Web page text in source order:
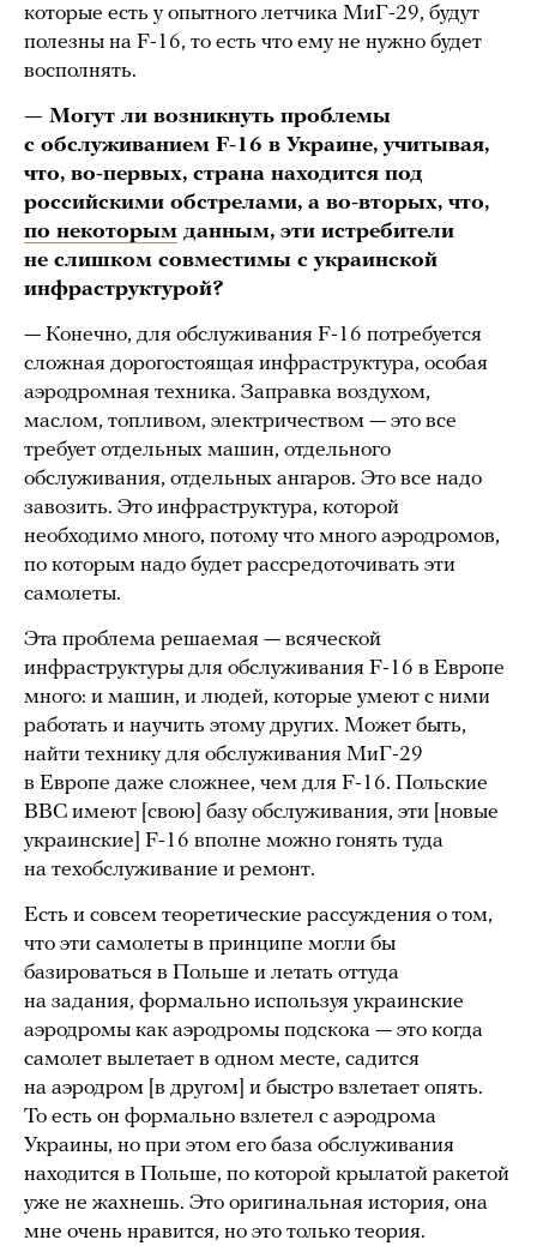
которые есть у опытного летчика МиГ-29, будут
полезны на F-16, то есть что ему не нужно будет
восполнять.
— Могут ли возникнуть проблемы
с обслуживанием F-16 в Украине, учитывая,
что, во-первых, страна находится под
российскими обстрелами, а во-вторых, что,
по некоторым данным, эти истребители
не слишком совместимы с украинской
инфраструктурой?
— Конечно, для обслуживания F-16 потребуется
сложная дорогостоящая инфраструктура, особая
аэродромная техника. Заправка воздухом,
маслом, топливом, электричеством — это все
требует отдельных машин, отдельного
обслуживания, отдельных ангаров. Это все надо
завозить. Это инфраструктура, которой
необходимо много, потому что много аэродромов,
по которым надо будет рассредоточивать эти
самолеты.
Эта проблема решаемая — всяческой
инфраструктуры для обслуживания F-16 в Европе
много: и машин, и людей, которые умеют с ними
работать и научить этому других. Может быть,
найти технику для обслуживания МиГ-29
в Европе даже сложнее, чем для F-16. Польские
ВВС имеют [свою] базу обслуживания, эти [новые
украинские] F-16 вполне можно гонять туда
на техобслуживание и ремонт.
Есть и совсем теоретические рассуждения о том,
что эти самолеты в принципе могли бы
базироваться в Польше и летать оттуда
на задания, формально используя украинские
аэродромы как аэродромы подскока — это когда
самолет вылетает в одном месте, садится
на аэродром [в другом] и быстро взлетает опять.
То есть он формально взлетел с аэродрома
Украины, но при этом его база обслуживания
находится в Польше, по которой крылатой ракетой
уже не жахнешь. Это оригинальная история, она
мне очень нравится, но это только теория.